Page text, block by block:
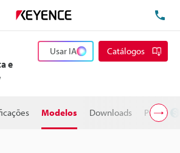
e
Usar IA Catálogos
Modelos Downloads Preço